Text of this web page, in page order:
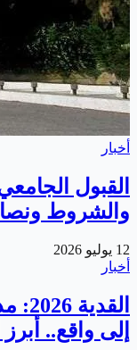
أخبار
والشروط
12 يوليو 2026
أخبار
إلى واقع..